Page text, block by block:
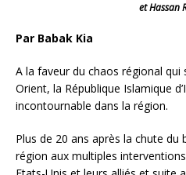
et Hassan
Par Babak Kia
A la faveur du chaos régional qui
Orient, la République Islamique
incontournable dans la région.
Plus de 20 ans après la chute
région aux multiples